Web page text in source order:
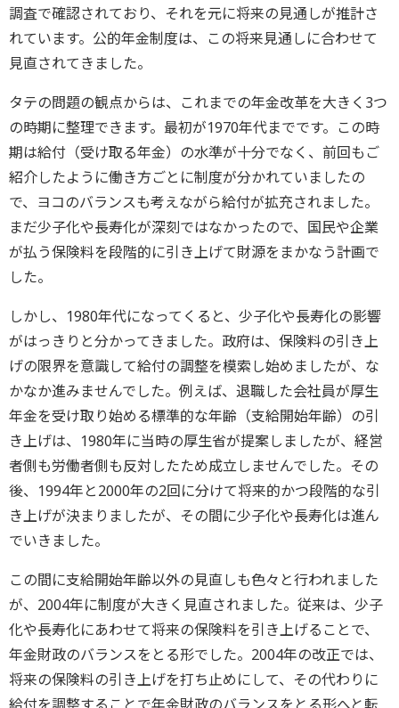
調査で確認されており、それを元に将来の見通しが推計さ
れています。公的年金制度は、この将来見通しに合わせて
見直されてきました。
タテの問題の観点からは、これまでの年金改革を大きく3つ
の時期に整理できます。最初が1970年代までです。この時
期は給付（受け取る年金）の水準が十分でなく、前回もご
紹介したように働き方ごとに制度が分かれていましたの
で、ヨコのバランスも考えながら給付が拡充されました。
まだ少子化や長寿化が深刻ではなかったので、国民や企業
が払う保険料を段階的に引き上げて財源をまかなう計画で
した。
しかし、1980年代になってくると、少子化や長寿化の影響
がはっきりと分かってきました。政府は、保険料の引き上
げの限界を意識して給付の調整を模索し始めましたが、な
かなか進みませんでした。例えば、退職した会社員が厚生
年金を受け取り始める標準的な年齢（支給開始年齢）の引
き上げは、1980年に当時の厚生省が提案しましたが、経営
者側も労働者側も反対したため成立しませんでした。その
後、1994年と2000年の2回に分けて将来的かつ段階的な引
き上げが決まりましたが、その間に少子化や長寿化は進ん
でいきました。
この間に支給開始年齢以外の見直しも色々と行われました
が、2004年に制度が大きく見直されました。従来は、少子
化や長寿化にあわせて将来の保険料を引き上げることで、
年金財政のバランスをとる形でした。2004年の改正では、
将来の保険料の引き上げを打ち止めにして、その代わりに